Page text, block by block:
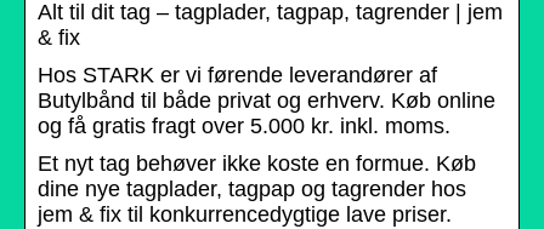
Alt til dit tag – tagplader, tagpap, tagrender | jem
& fix
Hos STARK er vi førende leverandører af
Butylbånd til både privat og erhverv. Køb online
og få gratis fragt over 5.000 kr. inkl. moms.
Et nyt tag behøver ikke koste en formue. Køb
dine nye tagplader, tagpap og tagrender hos
jem & fix til konkurrencedygtige lave priser.